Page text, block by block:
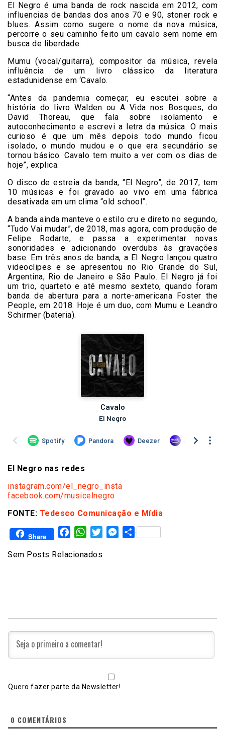
El Negro é uma banda de rock nascida em 2012, com
influencias de bandas dos anos 70 e 90, stoner rock e
blues. Assim como sugere o nome da nova música,
percorre o seu caminho feito um cavalo sem nome em
busca de liberdade.
Mumu (vocal/guitarra), compositor da música, revela
influência de um livro clássico da literatura
estadunidense em ‘Cavalo.
“Antes da pandemia começar, eu escutei sobre a
história do livro Walden ou A Vida nos Bosques, do
David Thoreau, que fala sobre isolamento e
autoconhecimento e escrevi a letra da música. O mais
curioso é que um mês depois todo mundo ficou
isolado, o mundo mudou e o que era secundário se
tornou básico. Cavalo tem muito a ver com os dias de
hoje”, explica.
O disco de estreia da banda, “El Negro”, de 2017, tem
10 músicas e foi gravado ao vivo em uma fábrica
desativada em um clima “old school”.
A banda ainda manteve o estilo cru e direto no segundo,
“Tudo Vai mudar”, de 2018, mas agora, com produção de
Felipe Rodarte, e passa a experimentar novas
sonoridades e adicionando overdubs às gravações
base. Em três anos de banda, a El Negro lançou quatro
videoclipes e se apresentou no Rio Grande do Sul,
Argentina, Rio de Janeiro e São Paulo. El Negro já foi
um trio, quarteto e até mesmo sexteto, quando foram
banda de abertura para a norte-americana Foster the
People, em 2018. Hoje é um duo, com Mumu e Leandro
Schirmer (bateria).
El Negro nas redes
instagram.com/el_negro_insta
facebook.com/musicelnegro
FONTE: Tedesco Comunicação e Mídia
Share FacebookWhatsAppTwitterMessenger
Share
Sem Posts Relacionados
Quero fazer parte da Newsletter!
0 COMENTÁRIOS